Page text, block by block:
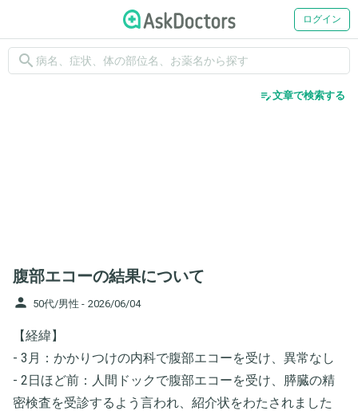
ログイン
search
edit_note文章で検索する
腹部エコーの結果について
person 50代/男性 - 2026/06/04
【経緯】
- 3月：かかりつけの内科で腹部エコーを受け、異常なし
- 2日ほど前：人間ドックで腹部エコーを受け、膵臓の精
密検査を受診するよう言われ、紹介状をわたされました